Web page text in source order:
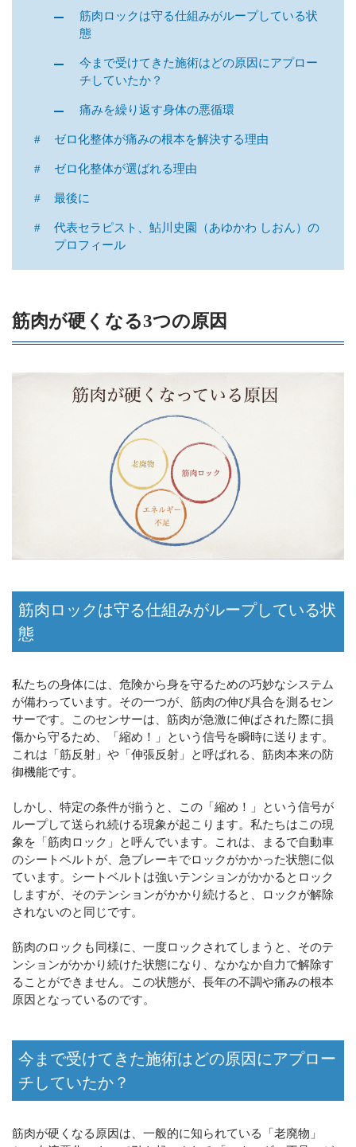
筋肉ロックは守る仕組みがループしている状
態
今まで受けてきた施術はどの原因にアプロー
チしていたか？
痛みを繰り返す身体の悪循環
ゼロ化整体が痛みの根本を解決する理由
ゼロ化整体が選ばれる理由
最後に
代表セラピスト、鮎川史園（あゆかわ しおん）の
プロフィール
筋肉が硬くなる3つの原因
筋肉ロックは守る仕組みがループしている状
態
私たちの身体には、危険から身を守るための巧妙なシステム
が備わっています。その一つが、筋肉の伸び具合を測るセン
サーです。このセンサーは、筋肉が急激に伸ばされた際に損
傷から守るため、「縮め！」という信号を瞬時に送ります。
これは「筋反射」や「伸張反射」と呼ばれる、筋肉本来の防
御機能です。
しかし、特定の条件が揃うと、この「縮め！」という信号が
ループして送られ続ける現象が起こります。私たちはこの現
象を「筋肉ロック」と呼んでいます。これは、まるで自動車
のシートベルトが、急ブレーキでロックがかかった状態に似
ています。シートベルトは強いテンションがかかるとロック
しますが、そのテンションがかかり続けると、ロックが解除
されないのと同じです。
筋肉のロックも同様に、一度ロックされてしまうと、そのテ
ンションがかかり続けた状態になり、なかなか自力で解除す
ることができません。この状態が、長年の不調や痛みの根本
原因となっているのです。
今まで受けてきた施術はどの原因にアプロー
チしていたか？
筋肉が硬くなる原因は、一般的に知られている「老廃物」